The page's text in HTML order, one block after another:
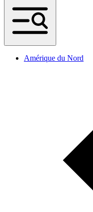
Amérique du Nord